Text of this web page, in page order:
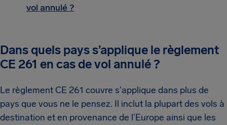
vol annulé ?
Dans quels pays s’applique le règlement
CE 261 en cas de vol annulé ?
Le règlement CE 261 couvre s'applique dans plus de
pays que vous ne le pensez. Il inclut la plupart des vols à
destination et en provenance de l’Europe ainsi que les